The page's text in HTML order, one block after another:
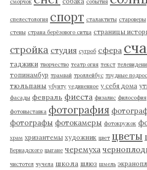
сморчок события
спелестология спорт сталактиты староверы
стены страна берёзового ситца страницы
стройка студия сугроб сфера
таджики творчество театр огня текст
топинамбур трамвай троллейбус трудные
тюльпаны убунту уединенное у себя дома
фасады февраль фиеста физалис философия
фотовыставка фотография
фотографы фотокамеры фотокружок
храм хризантемы художник цвет цветы
Вернадского цыгане черемуха
чистотел чучела школа шлюз шмель